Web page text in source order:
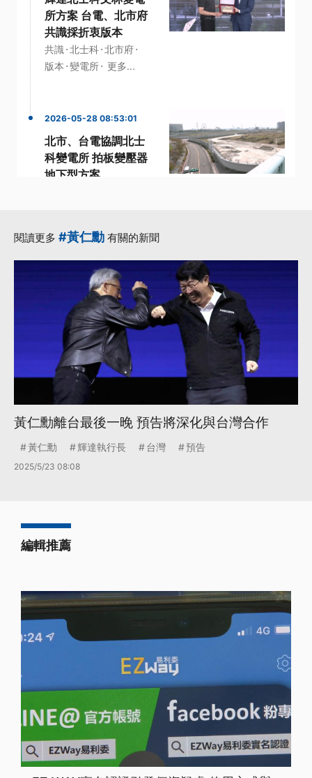
所方案 台電、北市府
共識採折衷版本
共識 ·北士科·北市府·
版本 ·變電所· 更多...
2026-05-28 08:53:01
北市、台電協調北士
科變電所 拍板變壓器
地下型方案
閱讀更多 #黃仁勳 有關的新聞
黃仁勳離台最後一晚 預告將深化與台灣合作
黃仁勳 輝達執行長 台灣 預告
2025/5/23 08:08
編輯推薦